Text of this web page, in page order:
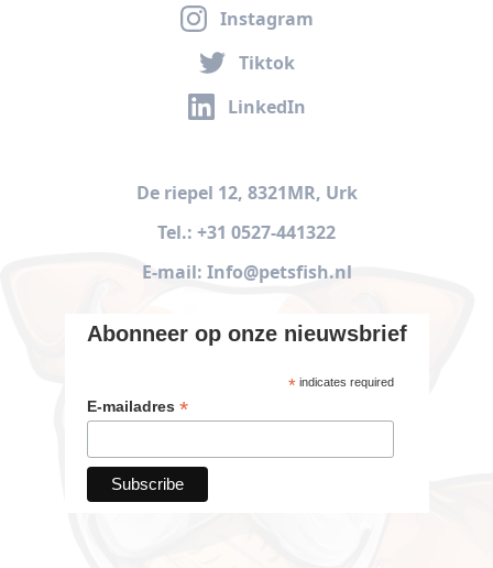
Instagram
Tiktok
LinkedIn
De riepel 12, 8321MR, Urk
Tel.: +31 0527-441322
E-mail: Info@petsfish.nl
Abonneer op onze nieuwsbrief
*indicates required
E-mailadres *